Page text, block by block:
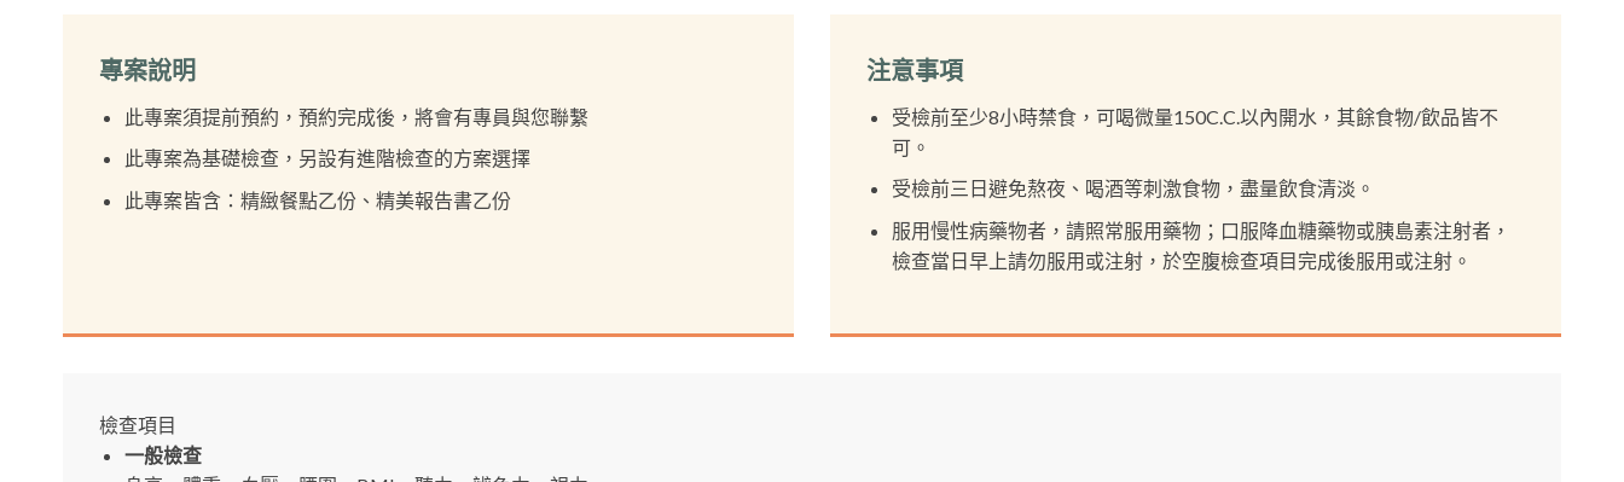
專案說明
此專案須提前預約，預約完成後，將會有專員與您聯繫
此專案為基礎檢查，另設有進階檢查的方案選擇
此專案皆含：精緻餐點乙份、精美報告書乙份
注意事項
受檢前至少8小時禁食，可喝微量150C.C.以內開水，其餘食物/飲品皆不
可。
受檢前三日避免熬夜、喝酒等刺激食物，盡量飲食清淡。
服用慢性病藥物者，請照常服用藥物；口服降血糖藥物或胰島素注射者，
檢查當日早上請勿服用或注射，於空腹檢查項目完成後服用或注射。
檢查項目
一般檢查